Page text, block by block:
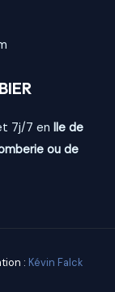
7j/7 en Ile de
ou de
: Kévin Falck